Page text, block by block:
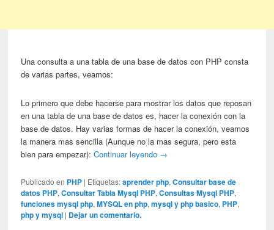
Una consulta a una tabla de una base de datos con PHP consta
de varias partes, veamos:
Lo primero que debe hacerse para mostrar los datos que reposan
en una tabla de una base de datos es, hacer la conexión con la
base de datos. Hay varias formas de hacer la conexión, veamos
la manera mas sencilla (Aunque no la mas segura, pero esta
bien para empezar):Continuar leyendo →
Publicado en PHP | Etiquetas: aprender php,Consultar base de
datos PHP,Consultar Tabla Mysql PHP,Consultas Mysql PHP,
funciones mysql php,MYSQL en php,mysql y php basico, PHP,
php y mysql | Dejar un comentario.